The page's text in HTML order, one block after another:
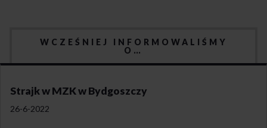
WCZEŚNIEJ INFORMOWALIŚMY
O…
Strajk w MZK w Bydgoszczy
26-6-2022